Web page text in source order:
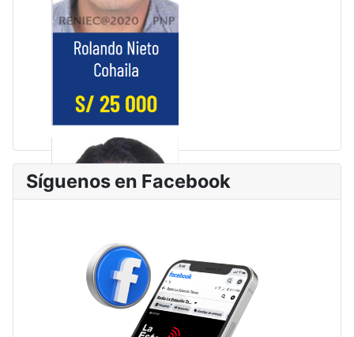
Síguenos en Facebook